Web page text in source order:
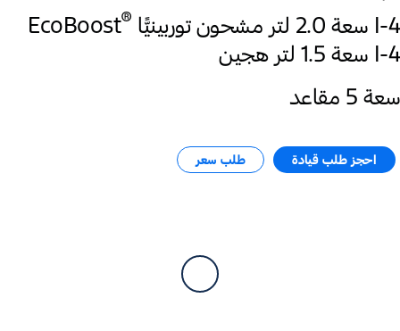
I-4 سعة 2.0 لتر مشحون توربينيًّا ®
EcoBoost
I-4 سعة 1.5 لتر هجين
سعة 5 مقاعد
احجز طلب قيادة طلب سعر